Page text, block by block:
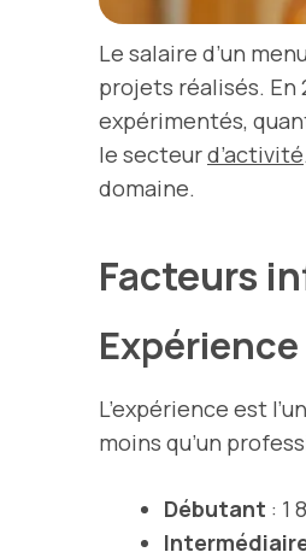
Le salaire d’un
projets réalisés. En
expérimentés,
le secteurd’activité
domaine.
Facteurs
L’expérience est
moins qu’un
Débutant : 1